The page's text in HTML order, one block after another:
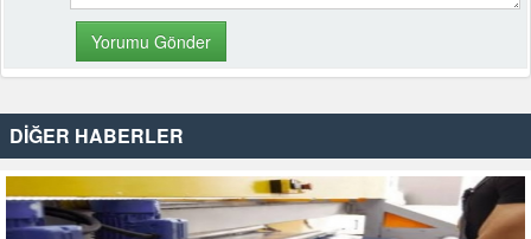
DİĞER HABERLER